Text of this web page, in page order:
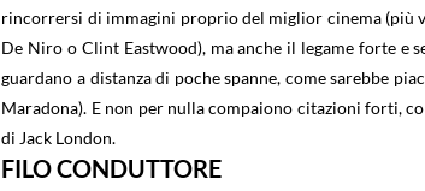
rincorrersi di immagini proprio del miglior cinema (più
De Niro o Clint Eastwood), ma anche il legame forte e
guardano a distanza di poche spanne, come sarebbe
Maradona). E non per nulla compaiono citazioni forti,
di Jack London.
FILO CONDUTTORE